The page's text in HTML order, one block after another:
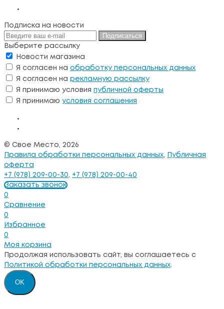
Подписка на новости
Подписаться
Выберите рассылку
Новости магазина
Я согласен на обработку персональных данных
Я согласен на рекламную рассылку
Я принимаю условия публичной оферты
Я принимаю условия соглашения
© Свое Место, 2026
Правила обработки персональных данных,
Публичная
оферта
+7 (978) 209-00-30, +7 (978) 209-00-40
Заказать звонок
0
Сравнение
0
Избранное
0
Моя корзина
Продолжая использовать сайт, вы соглашаетесь с
Политикой обработки персональных данных.
OK